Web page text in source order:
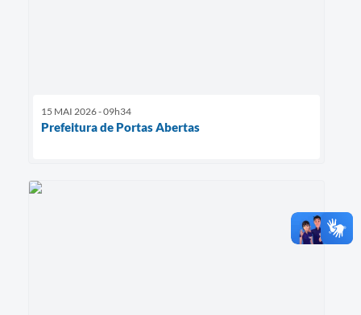
15 MAI 2026 - 09h34
Prefeitura de Portas Abertas